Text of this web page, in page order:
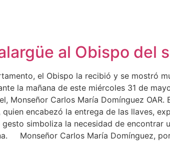
al Obispo del
el Obispo la recibió y se mostró
la mañana de este miércoles 31 de
Monseñor Carlos María Domínguez
encabezó la entrega de las llaves,
simboliza la necesidad de encontrar
Monseñor Carlos María Domínguez,